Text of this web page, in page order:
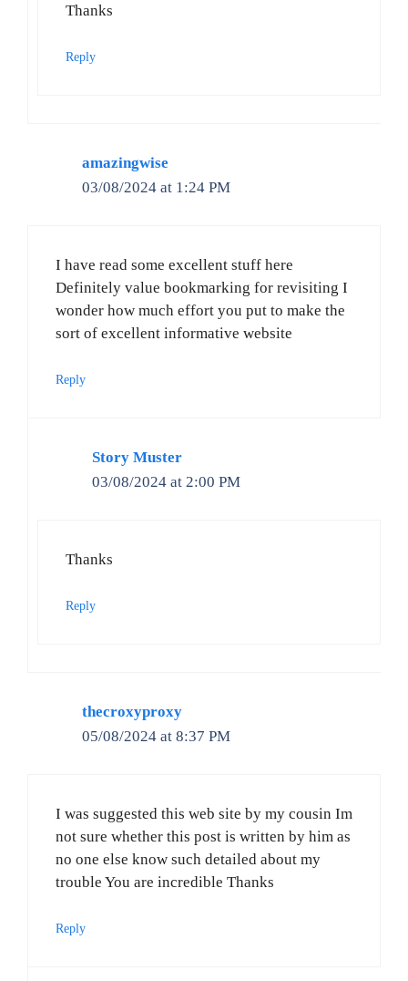
Thanks
Reply
amazingwise
03/08/2024 at 1:24 PM
I have read some excellent stuff here
Definitely value bookmarking for revisiting I
wonder how much effort you put to make the
sort of excellent informative website
Reply
Story Muster
03/08/2024 at 2:00 PM
Thanks
Reply
thecroxyproxy
05/08/2024 at 8:37 PM
I was suggested this web site by my cousin Im
not sure whether this post is written by him as
no one else know such detailed about my
trouble You are incredible Thanks
Reply